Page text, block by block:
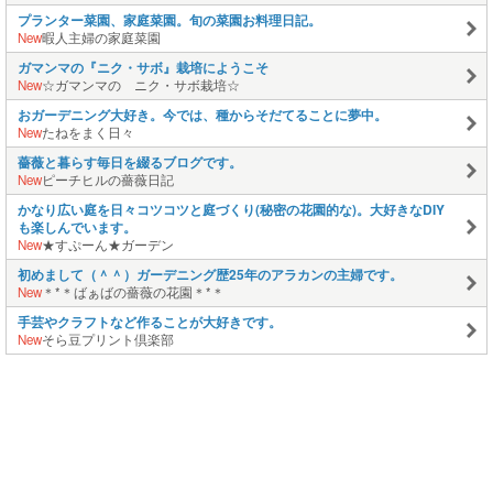
プランター菜園、家庭菜園。旬の菜園お料理日記。
New暇人主婦の家庭菜園
ガマンマの『ニク・サボ』栽培にようこそ
New☆ガマンマの ニク・サボ栽培☆
おガーデニング大好き。今では、種からそだてることに夢中。
Newたねをまく日々
薔薇と暮らす毎日を綴るブログです。
Newピーチヒルの薔薇日記
かなり広い庭を日々コツコツと庭づくり(秘密の花園的な)。大好きなDIY
も楽しんでいます。
New★すぷーん★ガーデン
初めまして（＾＾）ガーデニング歴25年のアラカンの主婦です。
New＊*＊ばぁばの薔薇の花園＊*＊
手芸やクラフトなど作ることが大好きです。
Newそら豆プリント倶楽部